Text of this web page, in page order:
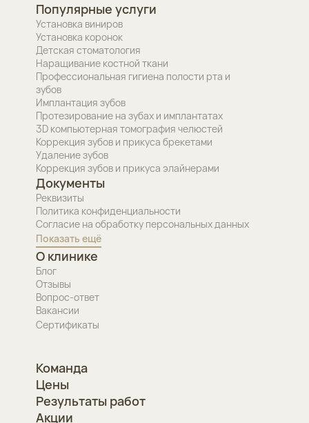
Популярные услуги
Установка виниров
Установка коронок
Детская стоматология
Наращивание костной ткани
Профессиональная гигиена полости рта и
зубов
Имплантация зубов
Протезирование на зубах и имплантатах
3D компьютерная томография челюстей
Коррекция зубов и прикуса брекетами
Удаление зубов
Коррекция зубов и прикуса элайнерами
Документы
Реквизиты
Политика конфиденциальности
Согласие на обработку персональных данных
Показать ещё
О клинике
Блог
Отзывы
Вопрос-ответ
Вакансии
Сертификаты
Команда
Цены
Результаты работ
Акции